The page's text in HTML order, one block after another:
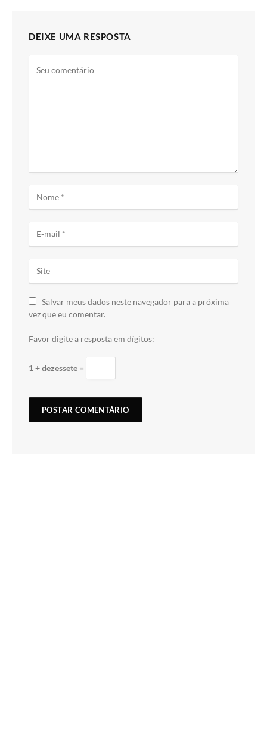
DEIXE UMA RESPOSTA
Salvar meus dados neste navegador para a próxima
vez que eu comentar.
Favor digite a resposta em dígitos:
1 + dezessete =